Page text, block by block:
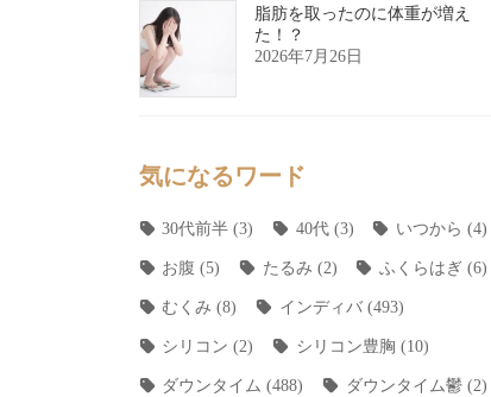
脂肪を取ったのに体重が増え
た！？
2026年7月26日
気になるワード
30代前半 (3) 40代(3) いつから (4)
お腹 (5) たるみ (2) ふくらはぎ(6)
むくみ (8) インディバ(493)
シリコン (2) シリコン豊胸 (10)
ダウンタイム (488) ダウンタイム鬱(2)